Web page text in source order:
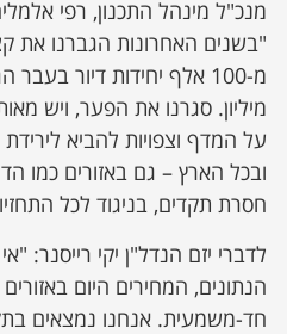
מנכ"ל מינהל התכנון, רפי
"בשנים האחרונות הגברנו את
מ-100 אלף יחידות דיור
מיליון. סגרנו את הפער, ויש
על המדף וצפויות להביא לירידת
ובכל הארץ – גם באזורים כמו
חסרת תקדים, בניגוד לכל
לדברי יזם הנדל"ן יקי רייסנר:
הנתונים, המחירים היום
חד-משמעית. אנחנו נמצאים